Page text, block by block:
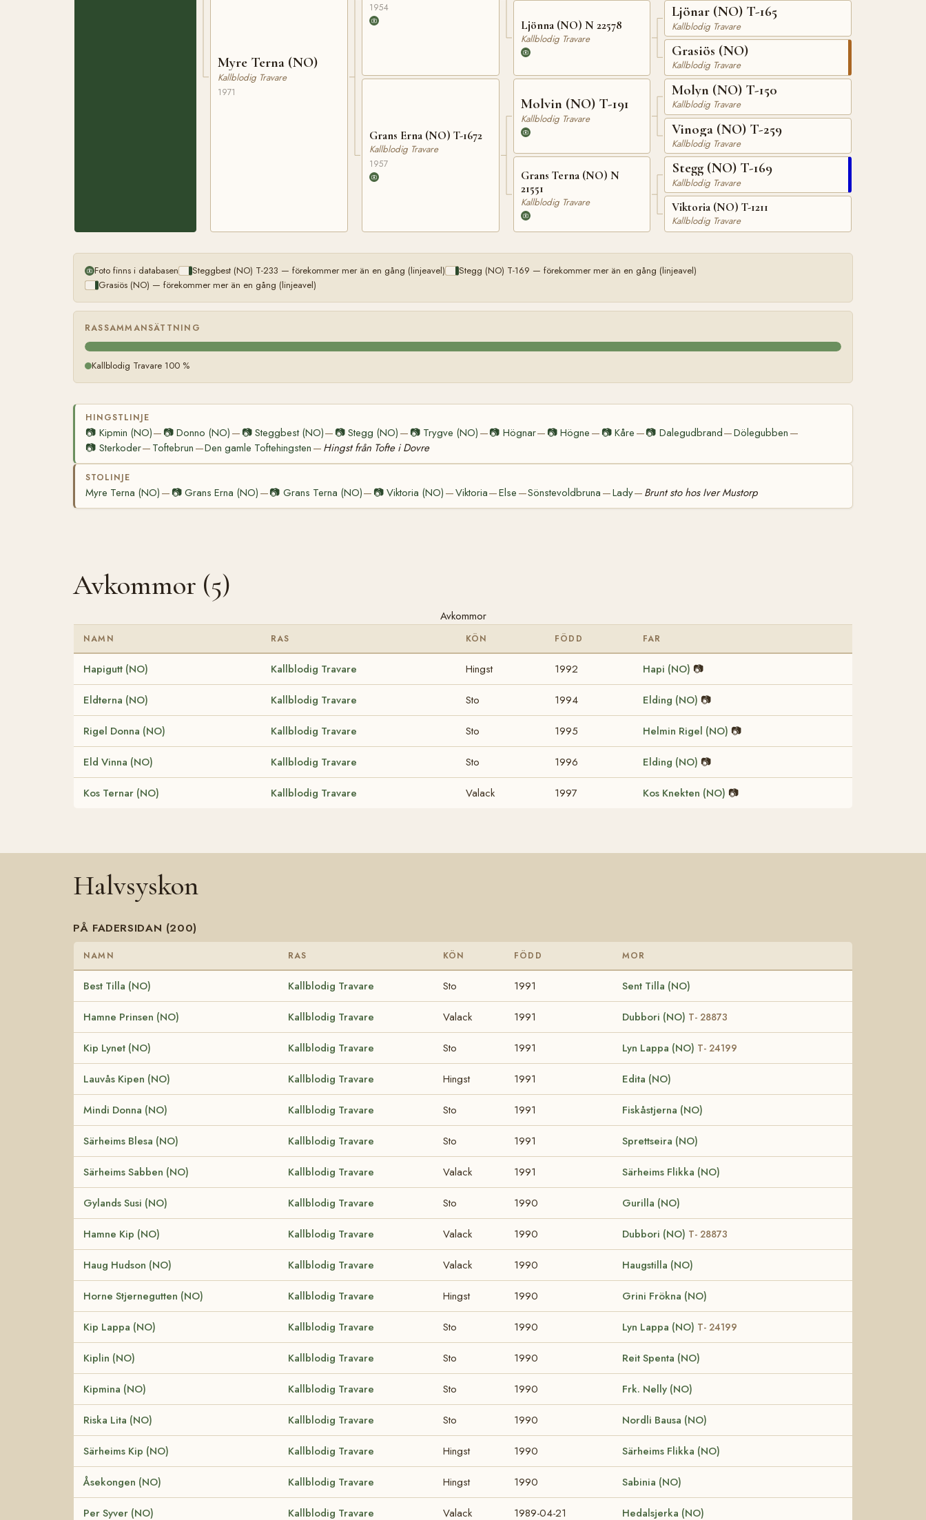
Myre Terna (NO)
Kallblodig Travare
1971
1954
Grans Erna (NO) T-1672
Kallblodig Travare
1957
Ljönna (NO) N 22578
Kallblodig Travare
Molvin (NO) T-191
Kallblodig Travare
Grans Terna (NO) N
21551
Kallblodig Travare
Ljönar (NO) T-165
Kallblodig Travare
Grasiös (NO)
Kallblodig Travare
Molyn (NO) T-150
Kallblodig Travare
Vinoga (NO) T-259
Kallblodig Travare
Stegg (NO) T-169
Kallblodig Travare
Viktoria (NO) T-1211
Kallblodig Travare
Foto finns i databasen Steggbest (NO) T-233 — förekommer mer än en gång (linjeavel)
Stegg (NO) T-169 — förekommer mer än en gång (linjeavel)
Grasiös (NO) — förekommer mer än en gång (linjeavel)
RASSAMMANSÄTTNING
Kallblodig Travare 100 %
HINGSTLINJE
📷 Kipmin (NO)— 📷Donno (NO) — 📷 Steggbest (NO)— 📷 Stegg (NO) — 📷 Trygve (NO) —📷 Högnar— 📷Högne — 📷Kåre —📷 Dalegudbrand—Dölegubben —
📷 Sterkoder— Toftebrun —Den gamle Toftehingsten — Hingst från Tofte i Dovre
STOLINJE
Myre Terna (NO) — 📷Grans Erna (NO) —📷 Grans Terna (NO)— 📷Viktoria (NO) —Viktoria—Else —Sönstevoldbruna —Lady— Brunt sto hos Iver Mustorp
Avkommor (5)
Avkommor
NAMN RAS KÖN FÖDD FAR
Hapigutt (NO) Kallblodig Travare Hingst 1992 Hapi (NO) 📷
Eldterna (NO) Kallblodig Travare Sto 1994 Elding (NO) 📷
Rigel Donna (NO) Kallblodig Travare Sto 1995 Helmin Rigel (NO) 📷
Eld Vinna (NO) Kallblodig Travare Sto 1996 Elding (NO) 📷
Kos Ternar (NO) Kallblodig Travare Valack 1997 Kos Knekten (NO) 📷
Halvsyskon
PÅ FADERSIDAN (200)
NAMN RAS KÖN FÖDD MOR
Best Tilla (NO) Kallblodig Travare Sto 1991 Sent Tilla (NO)
Hamne Prinsen (NO) Kallblodig Travare Valack 1991 Dubbori (NO) T- 28873
Kip Lynet (NO) Kallblodig Travare Sto 1991 Lyn Lappa (NO) T- 24199
Lauvås Kipen (NO) Kallblodig Travare Hingst 1991 Edita (NO)
Mindi Donna (NO) Kallblodig Travare Sto 1991 Fiskåstjerna (NO)
Särheims Blesa (NO) Kallblodig Travare Sto 1991 Sprettseira (NO)
Särheims Sabben (NO) Kallblodig Travare Valack 1991 Särheims Flikka (NO)
Gylands Susi (NO) Kallblodig Travare Sto 1990 Gurilla (NO)
Hamne Kip (NO) Kallblodig Travare Valack 1990 Dubbori (NO) T- 28873
Haug Hudson (NO) Kallblodig Travare Valack 1990 Haugstilla (NO)
Horne Stjernegutten (NO) Kallblodig Travare Hingst 1990 Grini Frökna (NO)
Kip Lappa (NO) Kallblodig Travare Sto 1990 Lyn Lappa (NO) T- 24199
Kiplin (NO) Kallblodig Travare Sto 1990 Reit Spenta (NO)
Kipmina (NO) Kallblodig Travare Sto 1990 Frk. Nelly (NO)
Riska Lita (NO) Kallblodig Travare Sto 1990 Nordli Bausa (NO)
Särheims Kip (NO) Kallblodig Travare Hingst 1990 Särheims Flikka (NO)
Åsekongen (NO) Kallblodig Travare Hingst 1990 Sabinia (NO)
Per Syver (NO) Kallblodig Travare Valack 1989-04-21 Hedalsjerka (NO)